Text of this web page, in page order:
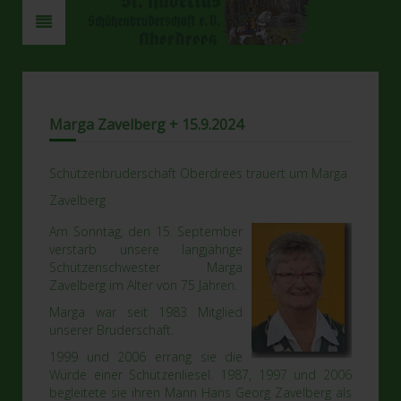
Marga Zavelberg + 15.9.2024
Schützenbruderschaft Oberdrees trauert um Marga
Zavelberg
Am Sonntag, den 15. September
verstarb unsere langjährige
Schützenschwester Marga
Zavelberg im Alter von 75 Jahren.
Marga war seit 1983 Mitglied
unserer Bruderschaft.
1999 und 2006 errang sie die
Würde einer Schützenliesel. 1987, 1997 und 2006
begleitete sie ihren Mann Hans Georg Zavelberg als